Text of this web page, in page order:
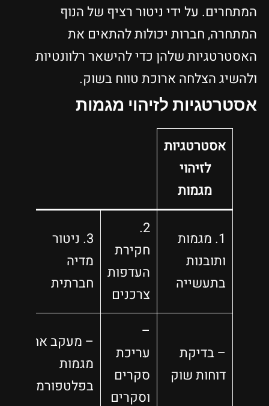
המתחרים. על ידי ניטור רציף של הנוף
המתחרה, חברות יכולות להתאים את
האסטרטגיות שלהן כדי להישאר רלוונטיות
ולהשיג הצלחה ארוכת טווח בשוק.
אסטרטגיות לזיהוי מגמות
אסטרטגיות
לזיהוי
מגמות
1. מגמות
ותובנות
בתעשייה
2.
חקירת
העדפות
צרכנים
3. ניטור
מדיה
חברתית
– בדיקת
דוחות שוק
–
עריכת
סקרים
וסקרים
– מעקב אחר
מגמות
בפלטפורמות